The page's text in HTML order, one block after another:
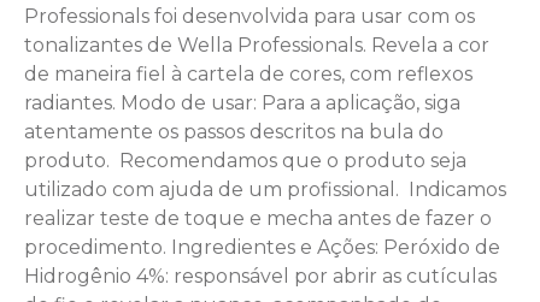
Professionals foi desenvolvida para usar com os
tonalizantes de Wella Professionals. Revela a cor
de maneira fiel à cartela de cores, com reflexos
radiantes. Modo de usar: Para a aplicação, siga
atentamente os passos descritos na bula do
produto.  Recomendamos que o produto seja
utilizado com ajuda de um profissional.  Indicamos
realizar teste de toque e mecha antes de fazer o
procedimento. Ingredientes e Ações: Peróxido de
Hidrogênio 4%: responsável por abrir as cutículas